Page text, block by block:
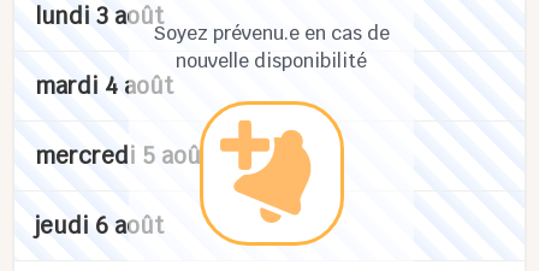
Soyez prévenu.e en cas de
nouvelle disponibilité
lundi 3 août
mardi 4 août
mercredi 5 août
jeudi 6 août